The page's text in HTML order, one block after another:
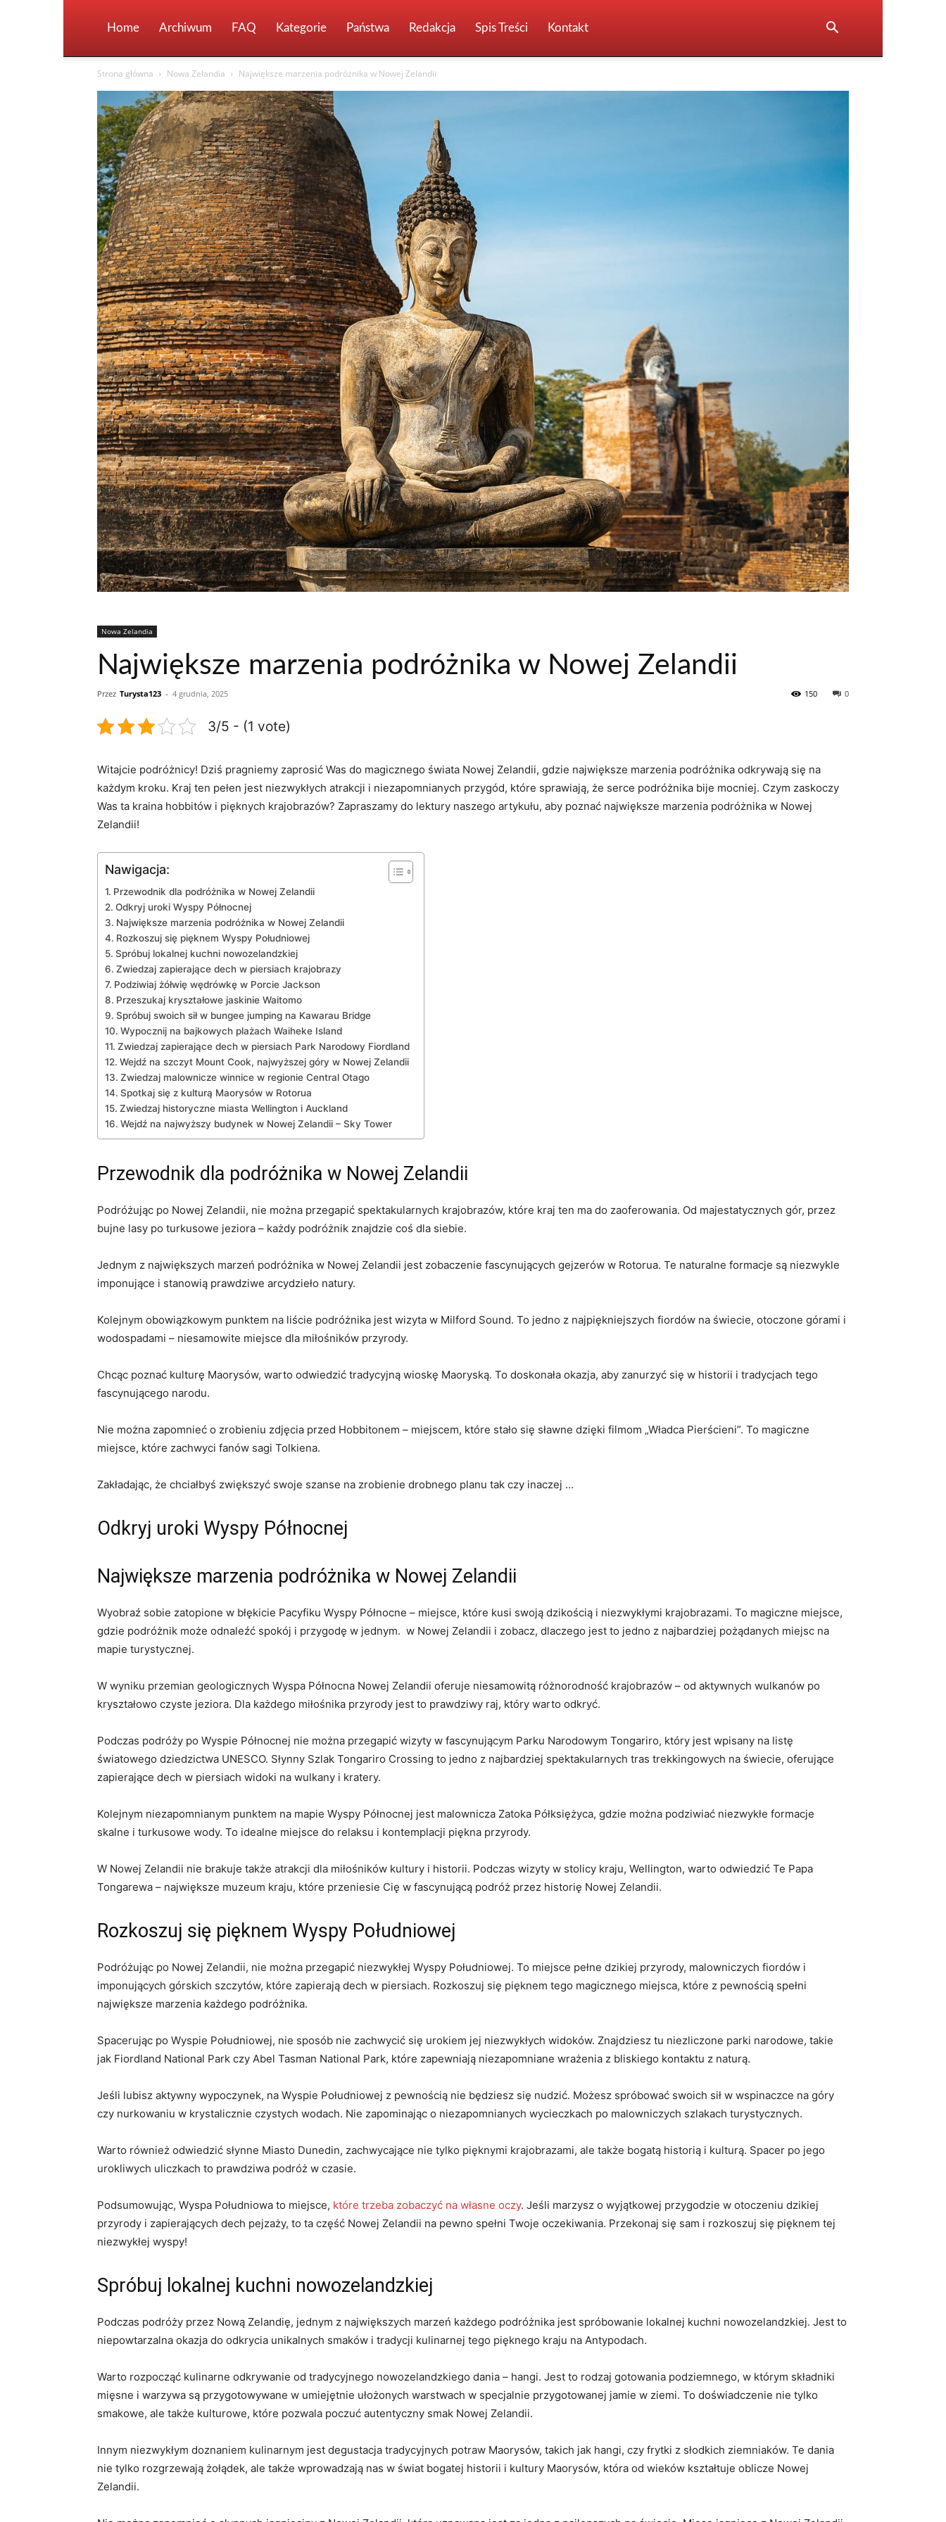
Home Archiwum FAQ Kategorie Państwa Redakcja Spis Treści Kontakt
Strona główna Nowa Zelandia Największe marzenia podróżnika w Nowej Zelandii
Nowa Zelandia
Największe marzenia podróżnika w Nowej Zelandii
Przez Turysta123 - 4 grudnia, 2025 0
150
3/5 - (1 vote)
Witajcie podróżnicy! Dziś pragniemy zaprosić Was do magicznego świata Nowej⁢ Zelandii, gdzie największe marzenia podróżnika odkrywają się⁢ na‍
każdym kroku. Kraj ten pełen jest niezwykłych ⁢atrakcji i​ niezapomnianych przygód, które sprawiają, że serce⁤ podróżnika bije mocniej. Czym zaskoczy
Was ta kraina⁣ hobbitów i pięknych krajobrazów? Zapraszamy do lektury naszego artykułu, aby poznać największe marzenia podróżnika w⁢ Nowej
⁤Zelandii!
Nawigacja:
Przewodnik ⁢dla podróżnika w Nowej Zelandii
Odkryj uroki Wyspy ‍Północnej
Największe marzenia podróżnika w Nowej Zelandii
Rozkoszuj się pięknem Wyspy Południowej
Spróbuj lokalnej kuchni nowozelandzkiej
Zwiedzaj zapierające dech w piersiach​ krajobrazy
Podziwiaj żółwię wędrówkę w Porcie Jackson
Przeszukaj kryształowe jaskinie Waitomo
Spróbuj swoich ‌sił w bungee jumping na Kawarau Bridge
Wypocznij na bajkowych‍ plażach Waiheke Island
Zwiedzaj zapierające dech w piersiach Park Narodowy⁢ Fiordland
Wejdź na szczyt Mount Cook, najwyższej góry w‍ Nowej Zelandii
Zwiedzaj malownicze winnice w regionie Central Otago
Spotkaj się z kulturą Maorysów w Rotorua
Zwiedzaj historyczne ‍miasta Wellington i Auckland
Wejdź na najwyższy budynek w Nowej Zelandii – Sky Tower
Przewodnik ⁢dla podróżnika w Nowej Zelandii
Podróżując po Nowej Zelandii, nie można przegapić spektakularnych krajobrazów, które kraj​ ten ma do‌ zaoferowania. Od majestatycznych gór, przez
bujne lasy po turkusowe jeziora⁤ – każdy podróżnik znajdzie coś dla ‌siebie.
Jednym z ‍największych marzeń podróżnika‌ w Nowej Zelandii jest zobaczenie fascynujących gejzerów w Rotorua.⁤ Te naturalne formacje są niezwykle
imponujące⁣ i stanowią prawdziwe arcydzieło‌ natury.
Kolejnym ⁢obowiązkowym punktem na liście podróżnika ⁣jest wizyta w Milford‍ Sound.​ To jedno z ​najpiękniejszych fiordów na świecie, otoczone górami i
wodospadami – niesamowite miejsce dla miłośników przyrody.
Chcąc poznać kulturę Maorysów, warto odwiedzić tradycyjną wioskę Maoryską. To ⁣doskonała okazja, aby ⁢zanurzyć ‌się w ⁣historii i tradycjach tego
fascynującego narodu.
Nie ⁣można zapomnieć​ o⁤ zrobieniu zdjęcia przed Hobbitonem – miejscem, które stało się​ sławne dzięki‌ filmom „Władca Pierścieni”. To ‌magiczne
miejsce, które zachwyci fanów sagi Tolkiena.
Zakładając, że chciałbyś ⁤zwiększyć swoje szanse na zrobienie drobnego planu tak czy inaczej …
Odkryj uroki Wyspy ‍Północnej
Największe marzenia podróżnika w Nowej Zelandii
Wyobraź ​sobie zatopione w błękicie Pacyfiku Wyspy Północne – miejsce, które kusi swoją ‍dzikością i niezwykłymi krajobrazami. To magiczne miejsce,
gdzie podróżnik może odnaleźć spokój i przygodę w jednym. ⁢ w Nowej​ Zelandii i zobacz, dlaczego jest to ⁢jedno z najbardziej pożądanych miejsc na
mapie ‍turystycznej.
W wyniku przemian geologicznych Wyspa Północna ‌Nowej Zelandii oferuje niesamowitą różnorodność krajobrazów​ – od ‌aktywnych wulkanów po
kryształowo czyste‍ jeziora. Dla każdego miłośnika⁢ przyrody jest to prawdziwy ‍raj, który warto odkryć.
Podczas podróży po Wyspie Północnej nie można przegapić wizyty w fascynującym ‍Parku Narodowym ‌Tongariro, który‍ jest wpisany na⁢ listę
światowego dziedzictwa UNESCO. Słynny Szlak Tongariro Crossing to jedno z najbardziej spektakularnych tras trekkingowych ‌na świecie,​ oferujące ​
zapierające dech w piersiach widoki na wulkany i kratery.
Kolejnym ⁤niezapomnianym ⁤punktem na mapie Wyspy Północnej ⁣jest malownicza Zatoka Półksiężyca, gdzie⁤ można ‍podziwiać niezwykłe formacje
⁣skalne i turkusowe wody. To idealne miejsce do relaksu i​ kontemplacji‍ piękna przyrody.
W Nowej Zelandii nie brakuje także atrakcji dla miłośników​ kultury i historii. Podczas wizyty w stolicy kraju, Wellington, ⁤warto ‌odwiedzić Te Papa
Tongarewa – największe ⁤muzeum kraju, które przeniesie Cię w fascynującą podróż przez historię Nowej Zelandii.
Rozkoszuj się pięknem Wyspy Południowej
Podróżując po Nowej Zelandii, nie można przegapić niezwykłej Wyspy Południowej. ​To miejsce pełne dzikiej przyrody, malowniczych‌ fiordów ⁤i
imponujących górskich szczytów, które zapierają dech w piersiach. Rozkoszuj się pięknem tego magicznego⁣ miejsca, które z‍ pewnością spełni
największe marzenia każdego podróżnika.
Spacerując po Wyspie Południowej, nie‌ sposób nie zachwycić się urokiem jej niezwykłych ⁢widoków. ⁤Znajdziesz tu ⁤niezliczone parki ‌narodowe, ‍takie
jak Fiordland National Park czy ⁢Abel Tasman National Park, które zapewniają niezapomniane wrażenia z bliskiego kontaktu z naturą.
Jeśli‌ lubisz aktywny wypoczynek, na Wyspie Południowej ​z pewnością nie ⁣będziesz się nudzić. Możesz‌ spróbować swoich sił‌ w wspinaczce na góry
czy nurkowaniu w krystalicznie czystych wodach. Nie zapominając o niezapomnianych wycieczkach po malowniczych szlakach turystycznych.
Warto również​ odwiedzić słynne Miasto Dunedin, zachwycające nie tylko pięknymi⁢ krajobrazami, ​ale także bogatą historią i kulturą. ‌Spacer po‌ jego
urokliwych uliczkach to prawdziwa podróż w czasie.
Podsumowując, Wyspa⁤ Południowa to miejsce, które trzeba zobaczyć na własne oczy. Jeśli marzysz o wyjątkowej przygodzie w otoczeniu dzikiej ​
przyrody i zapierających dech pejzaży, to ta ⁤część Nowej Zelandii na pewno spełni Twoje oczekiwania. Przekonaj się sam i rozkoszuj się pięknem tej
niezwykłej wyspy!
Spróbuj lokalnej kuchni nowozelandzkiej
Podczas podróży przez Nową Zelandię, ‍jednym z największych⁣ marzeń każdego podróżnika jest spróbowanie lokalnej⁢ kuchni nowozelandzkiej. Jest​ to
niepowtarzalna okazja do odkrycia unikalnych smaków i tradycji kulinarnej ⁤tego ‌pięknego kraju na Antypodach.
Warto rozpocząć ‌kulinarne odkrywanie od tradycyjnego nowozelandzkiego dania – ⁢hangi. Jest to rodzaj gotowania podziemnego, w którym składniki
mięsne i warzywa są przygotowywane w umiejętnie ułożonych‌ warstwach w specjalnie przygotowanej jamie‌ w ziemi. To doświadczenie nie tylko
smakowe, ‍ale‌ także kulturowe, ⁣które pozwala poczuć autentyczny ⁣smak Nowej Zelandii.
Innym niezwykłym doznaniem kulinarnym jest ‌degustacja ⁤tradycyjnych potraw⁢ Maorysów,‌ takich jak hangi, czy⁤ frytki z słodkich ziemniaków. Te dania
⁣nie tylko rozgrzewają żołądek, ale‌ także ⁣wprowadzają ⁤nas w świat bogatej historii i kultury Maorysów, która od‌ wieków kształtuje oblicze Nowej
Zelandii.